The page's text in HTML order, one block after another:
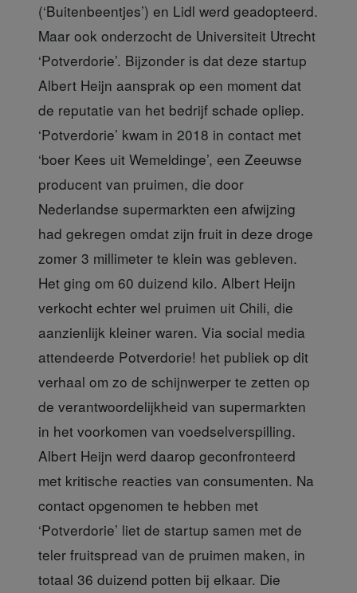
(‘Buitenbeentjes’) en Lidl werd geadopteerd.
Maar ook onderzocht de Universiteit Utrecht
‘Potverdorie’. Bijzonder is dat deze startup
Albert Heijn aansprak op een moment dat
de reputatie van het bedrijf schade opliep.
‘Potverdorie’ kwam in 2018 in contact met
‘boer Kees uit Wemeldinge’, een Zeeuwse
producent van pruimen, die door
Nederlandse supermarkten een afwijzing
had gekregen omdat zijn fruit in deze droge
zomer 3 millimeter te klein was gebleven.
Het ging om 60 duizend kilo. Albert Heijn
verkocht echter wel pruimen uit Chili, die
aanzienlijk kleiner waren. Via social media
attendeerde Potverdorie! het publiek op dit
verhaal om zo de schijnwerper te zetten op
de verantwoordelijkheid van supermarkten
in het voorkomen van voedselverspilling.
Albert Heijn werd daarop geconfronteerd
met kritische reacties van consumenten. Na
contact opgenomen te hebben met
‘Potverdorie’ liet de startup samen met de
teler fruitspread van de pruimen maken, in
totaal 36 duizend potten bij elkaar. Die